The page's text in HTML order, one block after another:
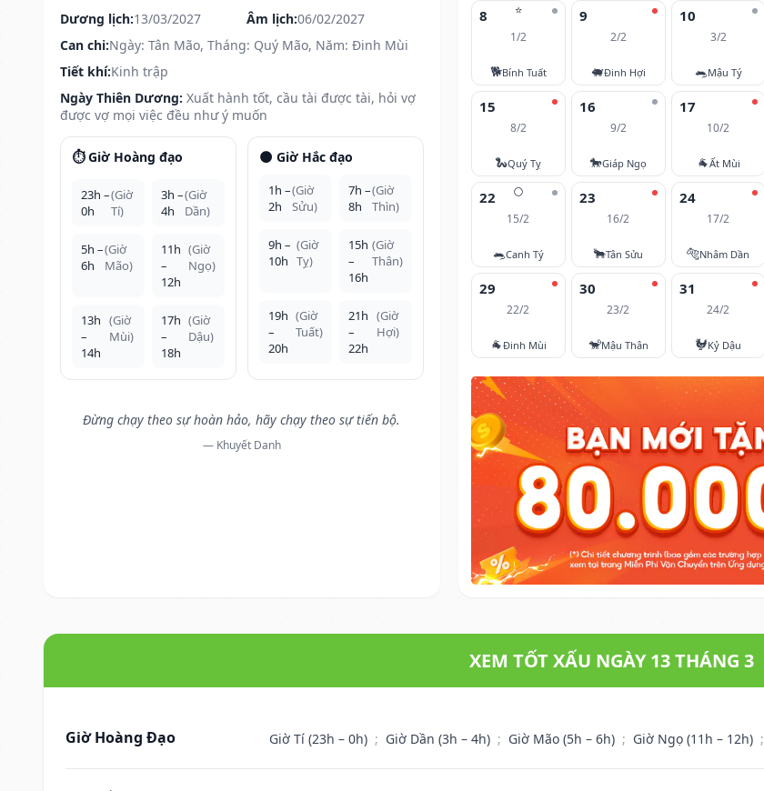
Dương lịch:13/03/2027 Âm lịch:06/02/2027
Can chi:Ngày: Tân Mão, Tháng: Quý Mão, Năm: Đinh Mùi
Tiết khí:Kinh trập
Ngày Thiên Dương: Xuất hành tốt, cầu tài được tài, hỏi vợ
được vợ mọi việc đều như ý muốn
⏱️ Giờ Hoàng đạo
23h –
0h
(Giờ
Tí)
3h –
4h
(Giờ
Dần)
5h –
6h
(Giờ
Mão)
11h
–
12h
(Giờ
Ngọ)
13h
–
14h
(Giờ
Mùi)
17h
–
18h
(Giờ
Dậu)
🌑 Giờ Hắc đạo
1h –
2h
(Giờ
Sửu)
7h –
8h
(Giờ
Thìn)
9h –
10h
(Giờ
Tỵ)
15h
–
16h
(Giờ
Thân)
19h
–
20h
(Giờ
Tuất)
21h
–
22h
(Giờ
Hợi)
Đừng chạy theo sự hoàn hảo, hãy chạy theo sự tiến bộ.
— Khuyết Danh
⭐
8
1/2
🐕Bính Tuất
9
2/2
🐖Đinh Hợi
10
3/2
🐀Mậu Tý
15
8/2
🐍Quý Tỵ
16
9/2
🐎Giáp Ngọ
17
10/2
🐐Ất Mùi
🌕
22
15/2
🐀Canh Tý
23
16/2
🐂Tân Sửu
24
17/2
🐅Nhâm Dần
29
22/2
🐐Đinh Mùi
30
23/2
🐒Mậu Thân
31
24/2
🐓Kỷ Dậu
XEM TỐT XẤU NGÀY 13 THÁNG 3
Giờ Hoàng Đạo Giờ Tí (23h – 0h) ; Giờ Dần (3h – 4h) ; Giờ Mão (5h – 6h) ; Giờ Ngọ (11h – 12h) ;